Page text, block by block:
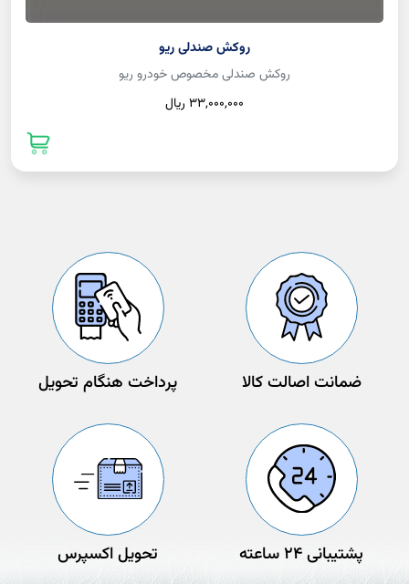
روکش صندلی ریو
روکش صندلی مخصوص خودرو ریو
33,000,000 ريال
ضمانت اصالت کالا پرداخت هنگام تحویل
پشتیبانی 24 ساعته تحویل اکسپرس